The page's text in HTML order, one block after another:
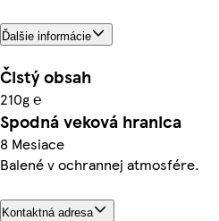
Ďalšie informácie
Čistý obsah
210g ℮
Spodná veková hranica
8 Mesiace
Balené v ochrannej atmosfére.
Kontaktná adresa